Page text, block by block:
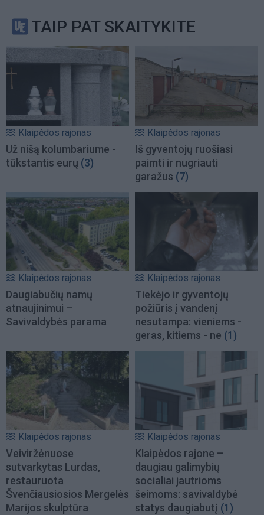
TAIP PAT SKAITYKITE
Klaipėdos rajonas
Už nišą kolumbariume -
tūkstantis eurų (3)
Klaipėdos rajonas
Iš gyventojų ruošiasi
paimti ir nugriauti
garažus (7)
Klaipėdos rajonas
Daugiabučių namų
atnaujinimui –
Savivaldybės parama
Klaipėdos rajonas
Tiekėjo ir gyventojų
požiūris į vandenį
nesutampa: vieniems -
geras, kitiems - ne (1)
Klaipėdos rajonas
Veiviržėnuose
sutvarkytas Lurdas,
restauruota
Švenčiausiosios Mergelės
Marijos skulptūra
Klaipėdos rajonas
Klaipėdos rajone –
daugiau galimybių
socialiai jautrioms
šeimoms: savivaldybė
statys daugiabutį (1)